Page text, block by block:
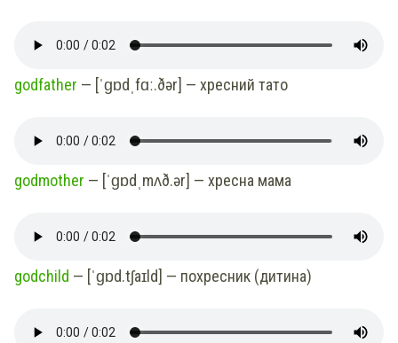
godfather — [ˈɡɒdˌfɑː.ðər] — хресний тато
godmother — [ˈɡɒdˌmʌð.ər] — хресна мама
godchild — [ˈɡɒd.tʃaɪld] — похресник (дитина)